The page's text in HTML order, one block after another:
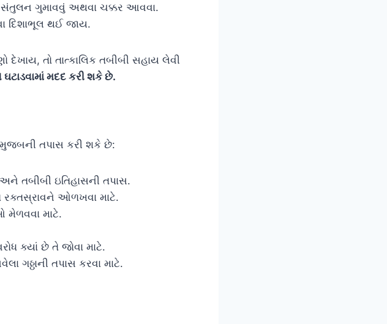
સંતુલન ગુમાવવું અથવા ચક્કર આવવા.
દિશાભૂલ થઈ જાય.
તો તાત્કાલિક તબીબી સહાય લેવી
મદદ કરી શકે છે.
મુજબની તપાસ કરી શકે છે:
અને તબીબી ઇતિહાસની તપાસ.
રક્તસ્રાવને ઓળખવા માટે.
મેળવવા માટે.
ક્યાં છે તે જોવા માટે.
ગઠ્ઠાની તપાસ કરવા માટે.